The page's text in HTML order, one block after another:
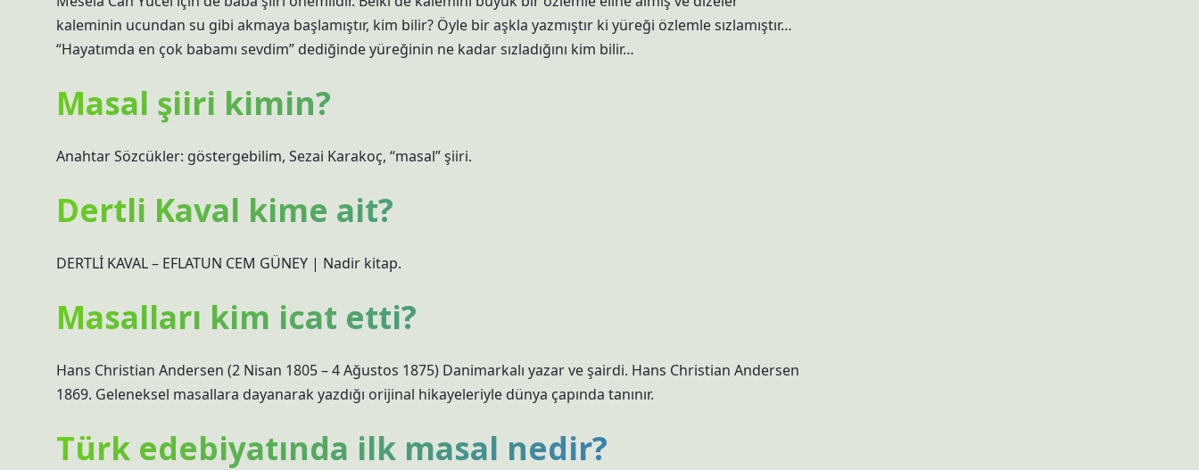
kaleminin ucundan su gibi akmaya başlamıştır, kim bilir? Öyle bir aşkla yazmıştır ki yüreği özlemle sızlamıştır…
“Hayatımda en çok babamı sevdim” dediğinde yüreğinin ne kadar sızladığını kim bilir…
Masal şiiri kimin?
Anahtar Sözcükler: göstergebilim, Sezai Karakoç, “masal” şiiri.
Dertli Kaval kime ait?
DERTLİ KAVAL – EFLATUN CEM GÜNEY | Nadir kitap.
Masalları kim icat etti?
Hans Christian Andersen (2 Nisan 1805 – 4 Ağustos 1875) Danimarkalı yazar ve şairdi. Hans Christian Andersen
1869. Geleneksel masallara dayanarak yazdığı orijinal hikayeleriyle dünya çapında tanınır.
Türk edebiyatında ilk masal nedir?